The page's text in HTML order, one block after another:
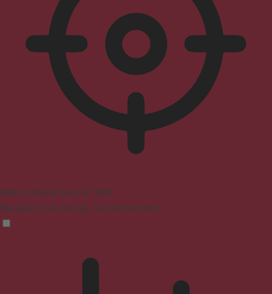
Mode convivial pour le TDAH
Navigation concentrée, sans distractions